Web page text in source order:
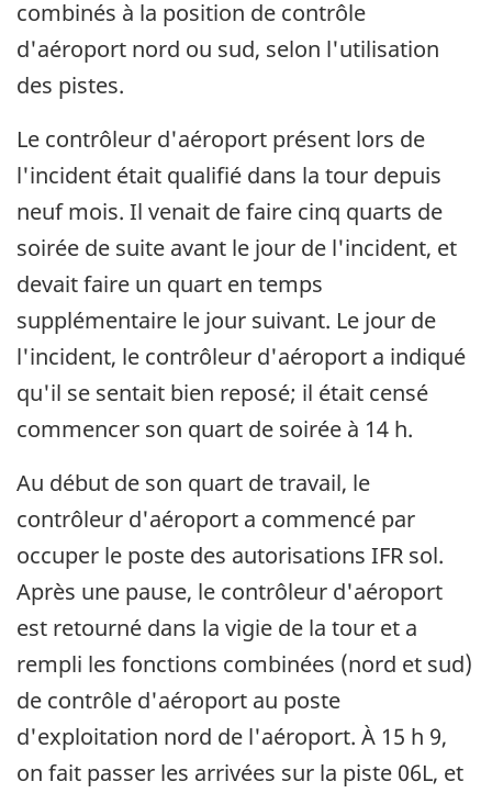
combinés à la position de contrôle
d'aéroport nord ou sud, selon l'utilisation
des pistes.
Le contrôleur d'aéroport présent lors de
l'incident était qualifié dans la tour depuis
neuf mois. Il venait de faire cinq quarts de
soirée de suite avant le jour de l'incident, et
devait faire un quart en temps
supplémentaire le jour suivant. Le jour de
l'incident, le contrôleur d'aéroport a indiqué
qu'il se sentait bien reposé; il était censé
commencer son quart de soirée à 14 h.
Au début de son quart de travail, le
contrôleur d'aéroport a commencé par
occuper le poste des autorisations IFR sol.
Après une pause, le contrôleur d'aéroport
est retourné dans la vigie de la tour et a
rempli les fonctions combinées (nord et sud)
de contrôle d'aéroport au poste
d'exploitation nord de l'aéroport. À 15 h 9,
on fait passer les arrivées sur la piste 06L, et